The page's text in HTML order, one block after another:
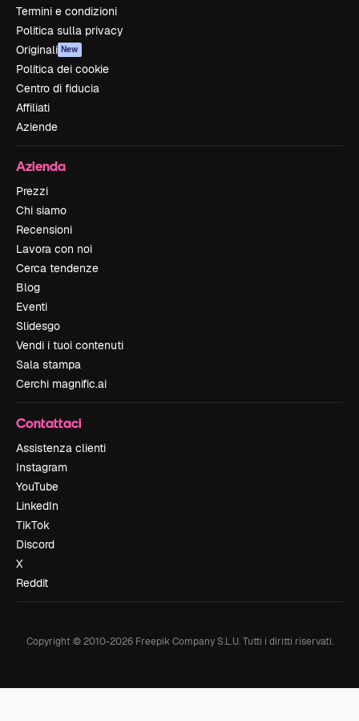
Termini e condizioni
Politica sulla privacy
Originali New
Politica dei cookie
Centro di fiducia
Affiliati
Aziende
Azienda
Prezzi
Chi siamo
Recensioni
Lavora con noi
Cerca tendenze
Blog
Eventi
Slidesgo
Vendi i tuoi contenuti
Sala stampa
Cerchi magnific.ai
Contattaci
Assistenza clienti
Instagram
YouTube
LinkedIn
TikTok
Discord
X
Reddit
Copyright © 2010-2026Freepik Company S.L.U. Tutti i diritti riservati.